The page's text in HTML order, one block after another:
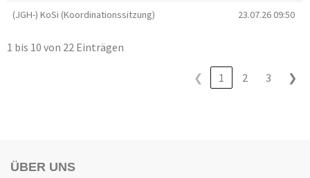
(JGH-) KoSi (Koordinationssitzung) 23.07.26 09:50
1 bis 10 von 22 Einträgen
❮ 1 2 3 ❯
ÜBER UNS